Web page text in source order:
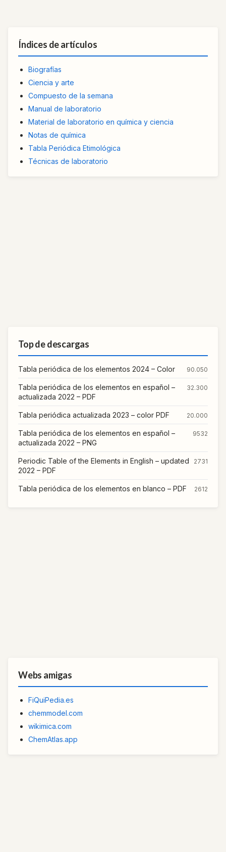
Índices de artículos
Biografías
Ciencia y arte
Compuesto de la semana
Manual de laboratorio
Material de laboratorio en química y ciencia
Notas de química
Tabla Periódica Etimológica
Técnicas de laboratorio
Top de descargas
Tabla periódica de los elementos 2024 – Color 90.050
Tabla periódica de los elementos en español –
actualizada 2022 – PDF
32.300
Tabla periódica actualizada 2023 – color PDF 20.000
Tabla periódica de los elementos en español –
actualizada 2022 – PNG
9532
Periodic Table of the Elements in English – updated
2022 – PDF
2731
Tabla periódica de los elementos en blanco – PDF 2612
Webs amigas
FiQuiPedia.es
chemmodel.com
wikimica.com
ChemAtlas.app